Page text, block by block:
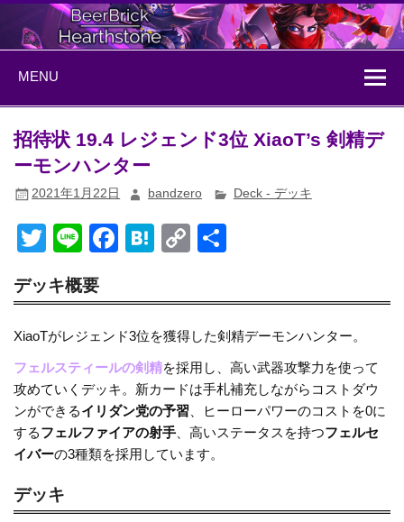
Skip
content
BeerBrick
Hearthstone
MENU
招待状 19.4 レジェンド3位 XiaoT’s 剣精デ
ーモンハンター
2021年1月22日 bandzero Deck - デッキ
T
tt
er
Li
e
F
c
e
b
o
o
k
H
e
n
a
C
p
y
Li
n
k
デッキ概要
XiaoTがレジェンド3位を獲得した剣精デーモンハンター。
フェルスティールの剣精を採用し、高い武器攻撃力を使って
攻めていくデッキ。新カードは手札補充しながらコストダウ
ンができるイリダン党の予習 、ヒーローパワーのコストを0に
するフェルファイアの射手 、高いステータスを持つフェルセ
イバーの3種類を採用しています。
デッキ